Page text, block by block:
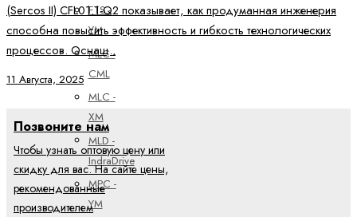
FTS -
YM
MLC -
CML
MLC -
XM
MLD -
IndraDrive
MPC -
YM
(Sercos II) CFL01.1-Q2 показывает, как продуманная инженерия
способна повысить эффективность и гибкость технологических
процессов. Оснащ..
11 Августа, 2025
Позвоните нам
Чтобы узнать оптовую цену или
скидку для вас. На сайте цены,
рекомендованные
производителем